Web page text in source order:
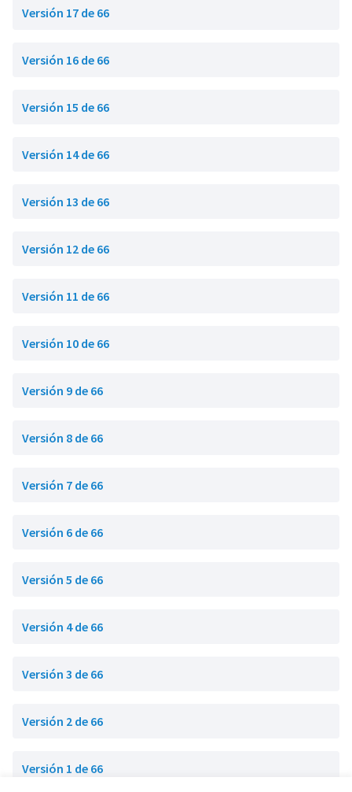
Versión 17 de 66
Versión 16 de 66
Versión 15 de 66
Versión 14 de 66
Versión 13 de 66
Versión 12 de 66
Versión 11 de 66
Versión 10 de 66
Versión 9 de 66
Versión 8 de 66
Versión 7 de 66
Versión 6 de 66
Versión 5 de 66
Versión 4 de 66
Versión 3 de 66
Versión 2 de 66
Versión 1 de 66